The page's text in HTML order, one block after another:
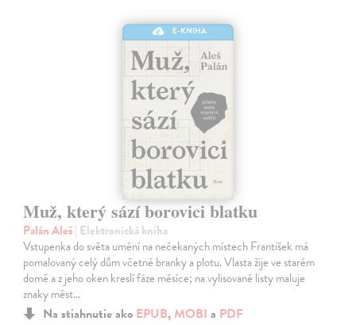
E-KNIHA
Muž, který sází borovici blatku
Palán Aleš| Elektronická kniha
Vstupenka do světa umění na nečekaných místech František má
pomalovaný celý dům včetně branky a plotu. Vlasta žije ve starém
domě a z jeho oken kreslí fáze měsíce; na vylisované listy maluje
znaky měst…
Na stiahnutie ako EPUB, MOBI a PDF